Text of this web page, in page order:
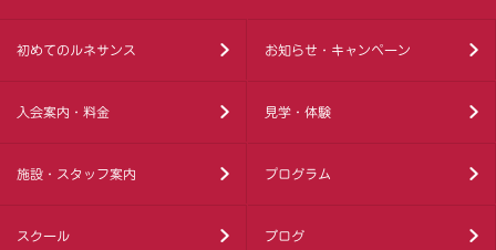
初めてのルネサンス お知らせ・キャンペーン
入会案内・料金 見学・体験
施設・スタッフ案内 プログラム
スクール ブログ